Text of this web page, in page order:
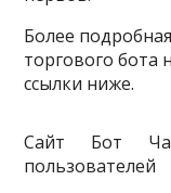
Более
торгового бота
ссылки ниже.
Сайт Бот Чат
пользователей